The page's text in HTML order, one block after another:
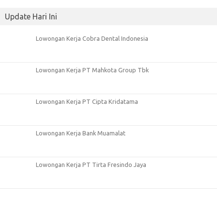
Update Hari Ini
Lowongan Kerja Cobra Dental Indonesia
Lowongan Kerja PT Mahkota Group Tbk
Lowongan Kerja PT Cipta Kridatama
Lowongan Kerja Bank Muamalat
Lowongan Kerja PT Tirta Fresindo Jaya